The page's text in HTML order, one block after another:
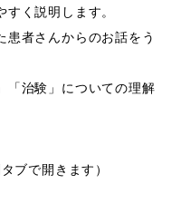
く説明します。
患者さんからのお話をう
「治験」についての理解
タブで開きます）